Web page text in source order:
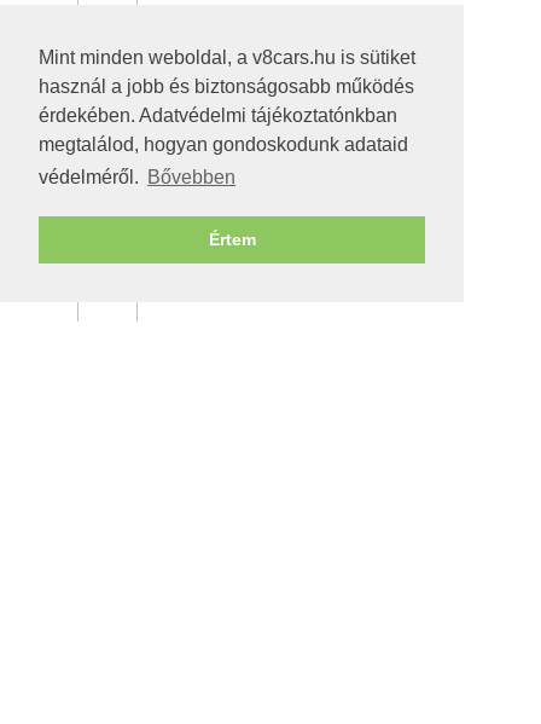
Mint minden weboldal, a v8cars.hu is sütiket
használ a jobb és biztonságosabb működés
érdekében. Adatvédelmi tájékoztatónkban
megtalálod, hogyan gondoskodunk adataid
védelméről. Bővebben
Értem